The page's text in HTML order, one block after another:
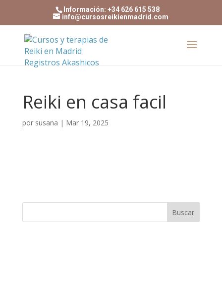
Información: +34 626 615 538
info@cursosreikienmadrid.com
Reiki en casa facil
por susana | Mar 19, 2025